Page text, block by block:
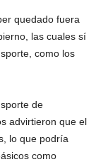
quedado fuera
las cuales sí
como los
de
advirtieron que el
lo que podría
como